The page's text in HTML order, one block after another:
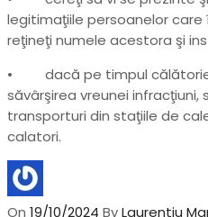
legitimaţiile persoanelor care
reţineţi numele acestora şi
• dacă pe timpul călătoriei
săvârşirea vreunei
transporturi din staţiile de
calatori.
On 19/10/2024 ByLaurentiu